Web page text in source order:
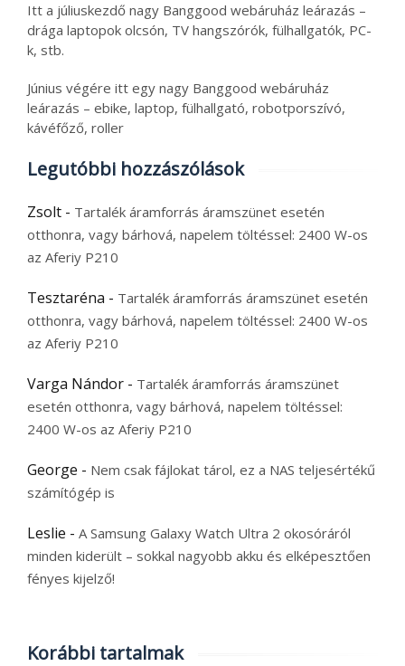
Itt a júliuskezdő nagy Banggood webáruház leárazás –
drága laptopok olcsón, TV hangszórók, fülhallgatók, PC-
k, stb.
Június végére itt egy nagy Banggood webáruház
leárazás – ebike, laptop, fülhallgató, robotporszívó,
kávéfőző, roller
Legutóbbi hozzászólások
Zsolt - Tartalék áramforrás áramszünet esetén
otthonra, vagy bárhová, napelem töltéssel: 2400 W-os
az Aferiy P210
Tesztaréna - Tartalék áramforrás áramszünet esetén
otthonra, vagy bárhová, napelem töltéssel: 2400 W-os
az Aferiy P210
Varga Nándor - Tartalék áramforrás áramszünet
esetén otthonra, vagy bárhová, napelem töltéssel:
2400 W-os az Aferiy P210
George - Nem csak fájlokat tárol, ez a NAS teljesértékű
számítógép is
Leslie - A Samsung Galaxy Watch Ultra 2 okosóráról
minden kiderült – sokkal nagyobb akku és elképesztően
fényes kijelző!
Korábbi tartalmak